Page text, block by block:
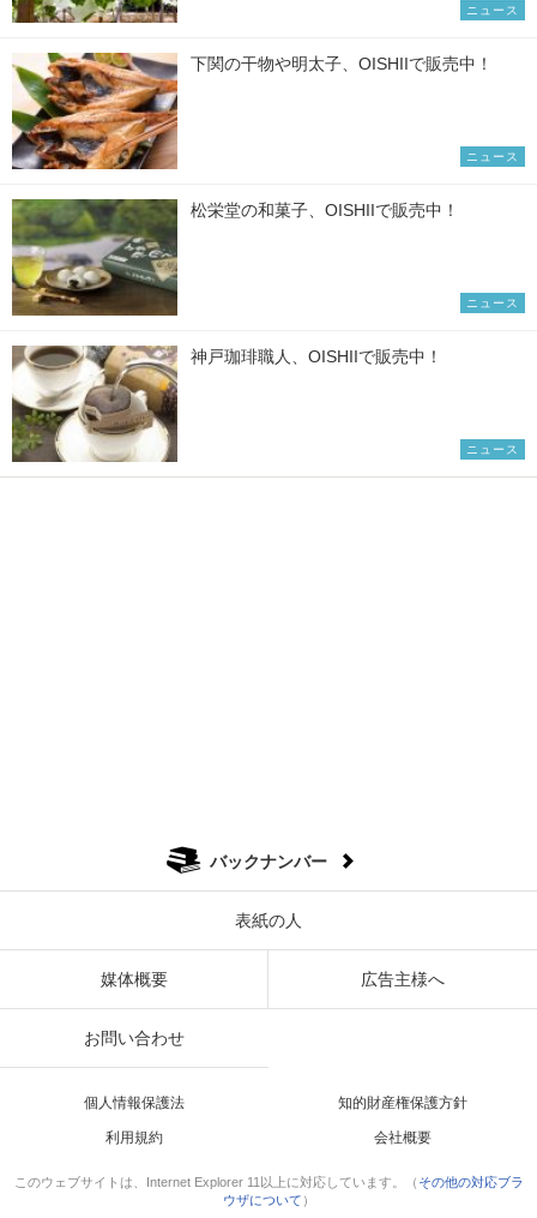
ニュース
下関の干物や明太子、OISHIIで販売中！
ニュース
松栄堂の和菓子、OISHIIで販売中！
ニュース
神戸珈琲職人、OISHIIで販売中！
ニュース
バックナンバー
表紙の人
媒体概要 広告主様へ
お問い合わせ
個人情報保護法 知的財産権保護方針
利用規約 会社概要
このウェブサイトは、Internet Explorer 11以上に対応しています。（ その他の対応ブラ
ウザについて ）